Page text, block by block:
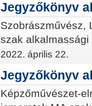
Jegyzőkönyv
Szobrászművész,
szak
2022. április 22.
Jegyzőkönyv
Képzőművészet-